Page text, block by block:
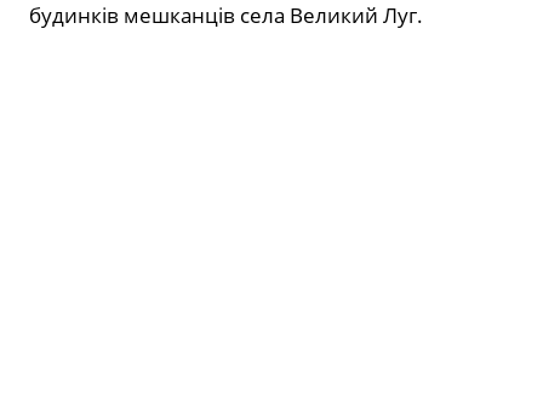
будинків мешканців села Великий Луг.